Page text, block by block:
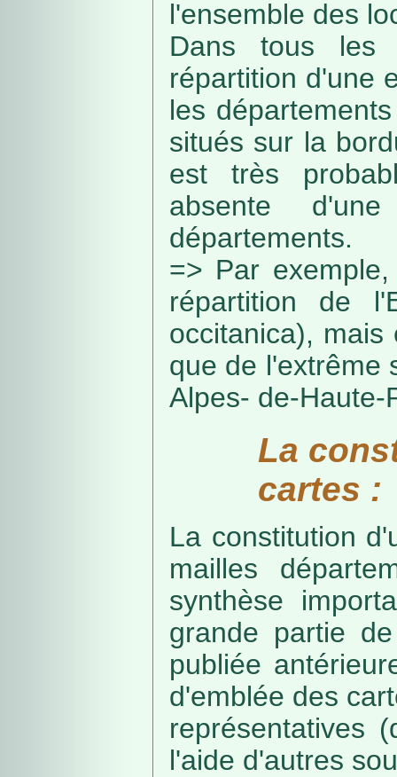
l'ensemble des
Dans tous les
répartition d'une
les
situés sur la
est très
absente
départements.
=> Par
répartition de
occitanica),
que de l'extrême
Alpes- de-Haute-
La
cartes :
La constitution
mailles
synthèse
grande partie
publiée
d'emblée des
représentatives
l'aide d'autres